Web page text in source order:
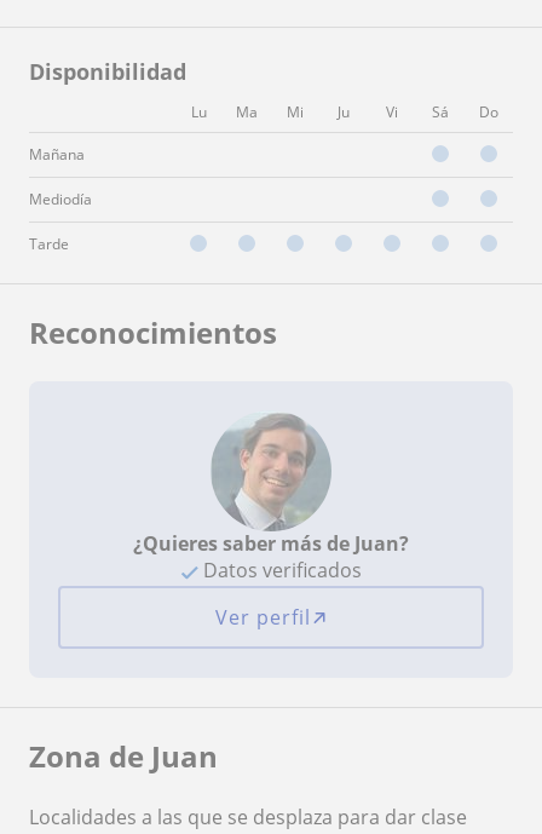
Disponibilidad
Lu Ma Mi Ju Vi Sá Do
Mañana
Mediodía
Tarde
Reconocimientos
¿Quieres saber más de Juan?
Datos verificados
Ver perfil
Zona de Juan
Localidades a las que se desplaza para dar clase